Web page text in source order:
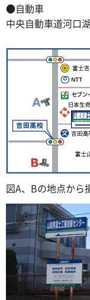
●自動車
中央自動車道河口
図A、Bの地点から